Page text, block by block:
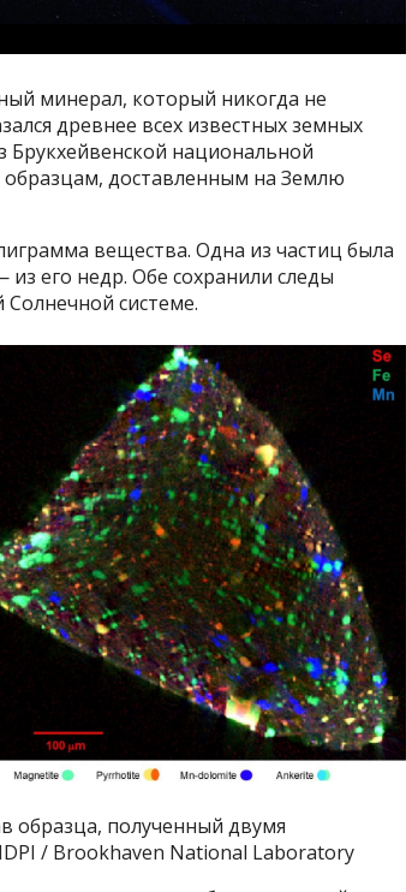
минерал, который никогда не
древнее всех известных земных
Брукхейвенской национальной
доставленным на Землю
вещества. Одна из частиц была
из его недр. Обе сохранили следы
системе.
образца, полученный двумя
/ Brookhaven National Laboratory